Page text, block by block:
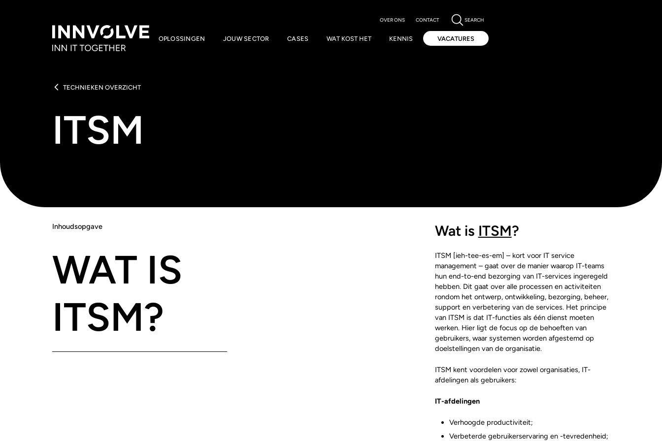
OVER ONS CONTACT SEARCH
OPLOSSINGEN JOUW SECTOR CASES WAT KOST HET KENNIS
VACATURES
VACATURES
TECHNIEKEN OVERZICHT
ITSM
Inhoudsopgave
WAT IS
ITSM?
Wat is ITSM?
ITSM [ieh-tee-es-em] – kort voor IT service
management – gaat over de manier waarop IT-teams
hun end-to-end bezorging van IT-services ingeregeld
hebben. Dit gaat over alle processen en activiteiten
rondom het ontwerp, ontwikkeling, bezorging, beheer,
support en verbetering van de services. Het principe
van ITSM is dat IT-functies als één dienst moeten
werken. Hier ligt de focus op de behoeften van
gebruikers, waar systemen worden afgestemd op
doelstellingen van de organisatie.
ITSM kent voordelen voor zowel organisaties, IT-
afdelingen als gebruikers:
IT-afdelingen
Verhoogde productiviteit;
Verbeterde gebruikerservaring en -tevredenheid;